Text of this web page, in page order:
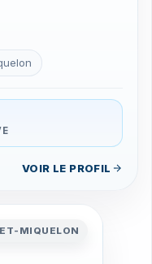
VOIR LE PROFIL
MIQUELON